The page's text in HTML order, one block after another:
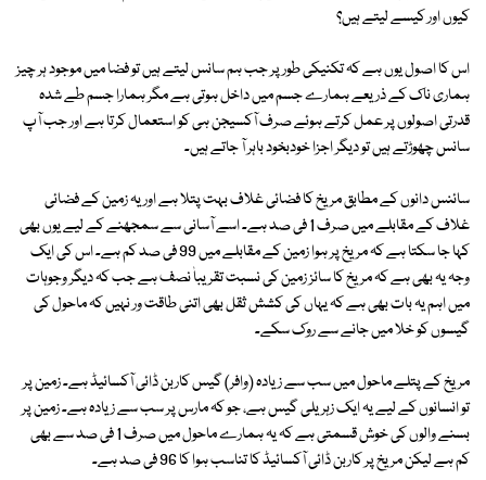
کیوں اور کیسے لیتے ہیں؟
اس کا اصول یوں ہے کہ تکنیکی طور پر جب ہم سانس لیتے ہیں تو فضا میں موجود ہر چیز
ہماری ناک کے ذریعے ہمارے جسم میں داخل ہوتی ہے مگر ہمارا جسم طے شدہ
قدرتی اصولوں پر عمل کرتے ہوئے صرف آکسیجن ہی کو استعمال کرتا ہے اور جب آپ
سانس چھوڑتے ہیں تو دیگر اجزا خودبخود باہر آ جاتے ہیں۔
سائنس دانوں کے مطابق مریخ کا فضائی غلاف بہت پتلا ہے اور یہ زمین کے فضائی
غلاف کے مقابلے میں صرف 1 فی صد ہے۔ اسے آسانی سے سمجھنے کے لیے یوں بھی
کہا جا سکتا ہے کہ مریخ پر ہوا زمین کے مقابلے میں 99 فی صد کم ہے۔ اس کی ایک
وجہ یہ بھی ہے کہ مریخ کا سائز زمین کی نسبت تقریباٰ نصف ہے جب کہ دیگر وجوہات
میں اہم یہ بات بھی ہے کہ یہاں کی کشش ثقل بھی اتنی طاقت ور نہیں کہ ماحول کی
گیسوں کو خلا میں جانے سے روک سکے۔
مریخ کے پتلے ماحول میں سب سے زیادہ (وافر) گیس کاربن ڈائی آکسائیڈ ہے۔ زمین پر
تو انسانوں کے لیے یہ ایک زہریلی گیس ہے، جو کہ مارس پر سب سے زیادہ ہے۔ زمین پر
بسنے والوں کی خوش قسمتی ہے کہ یہ ہمارے ماحول میں صرف 1 فی صد سے بھی
کم ہے لیکن مریخ پر کاربن ڈائی آکسائیڈ کا تناسب ہوا کا 96 فی صد ہے۔